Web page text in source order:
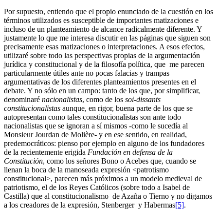
Por supuesto, entiendo que el propio enunciado de la cuestión en los
términos utilizados es susceptible de importantes matizaciones e
incluso de un planteamiento de alcance radicalmente diferente. Y
justamente lo que me interesa discutir en las páginas que siguen son
precisamente esas matizaciones o interpretaciones. A esos efectos,
utilizaré sobre todo las perspectivas propias de la argumentación
jurídica y constitucional y de la filosofía política, que me parecen
particularmente útiles ante no pocas falacias y trampas
argumentativas de los diferentes planteamientos presentes en el
debate. Y no sólo en un campo: tanto de los que, por simplificar,
denominaré nacionalistas, como de los soi-dissants
constitucionalistas aunque, en rigor, buena parte de los que se
autopresentan como tales constitucionalistas son ante todo
nacionalistas que se ignoran a sí mismos -como le sucedía al
Monsieur Jourdan de Molière- y en ese sentido, en realidad,
predemocráticos: pienso por ejemplo en alguno de los fundadores
de la recientemente erigida Fundación en defensa de la
Constitución, como los señores Bono o Acebes que, cuando se
llenan la boca de la manoseada expresión <patrotismo
constitucional>, parecen más próximos a un modelo medieval de
patriotismo, el de los Reyes Católicos (sobre todo a Isabel de
Castilla) que al constitucionalismo de Azaña o Tierno y no digamos
a los creadores de la expresión, Stenberger y Habermas[5].